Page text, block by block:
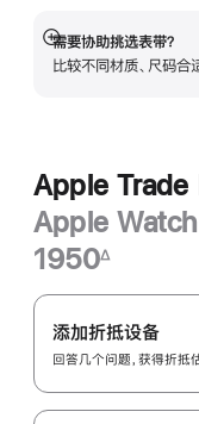
需要协助挑选表带？
比较不同材质、尺码合
展
开
Apple Trade
Apple
1950
注
∆
Apple
Trade
换
购
添加折抵设备
回答几个问题，获得折抵